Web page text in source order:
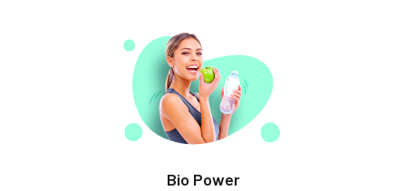
Bio Power